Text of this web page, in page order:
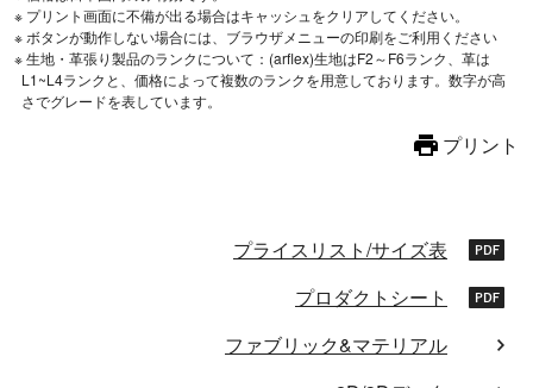
※ プリント画面に不備が出る場合はキャッシュをクリアしてください。
※ ボタンが動作しない場合には、ブラウザメニューの印刷をご利用ください
※ 生地・革張り製品のランクについて：(arflex)生地はF2～F6ランク、革は
L1~L4ランクと、価格によって複数のランクを用意しております。数字が高
さでグレードを表しています。
プリント
プライスリスト/サイズ表
プロダクトシート
ファブリック&マテリアル